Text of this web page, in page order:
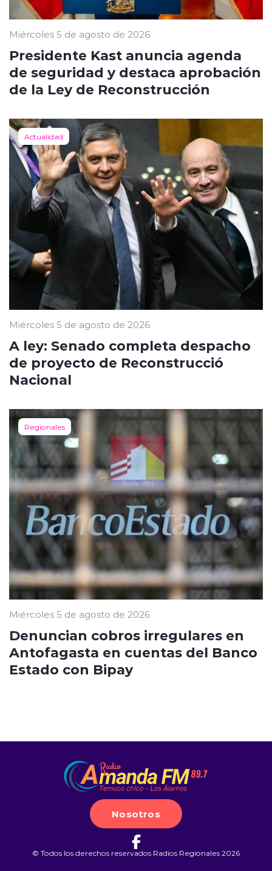
Miércoles 5 de agosto de 2026
Presidente Kast anuncia agenda
de seguridad y destaca aprobación
de la Ley de Reconstrucción
Actualidad
Miércoles 5 de agosto de 2026
A ley: Senado completa despacho
de proyecto de Reconstrucció
Nacional
Regionales
Miércoles 5 de agosto de 2026
Denuncian cobros irregulares en
Antofagasta en cuentas del Banco
Estado con Bipay
Nosotros
© Todos los derechos reservados Radios Regionales 2026